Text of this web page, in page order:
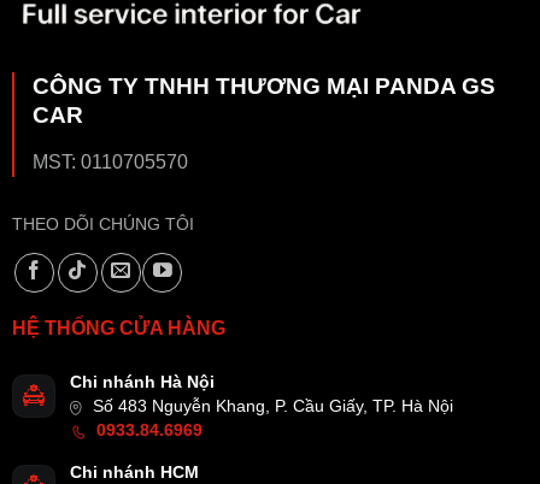
CÔNG TY TNHH THƯƠNG MẠI PANDA GS
CAR
MST: 0110705570
THEO DÕI CHÚNG TÔI
HỆ THỐNG CỬA HÀNG
Chi nhánh Hà Nội
Số 483 Nguyễn Khang, P. Cầu Giấy, TP. Hà Nội
0933.84.6969
Chi nhánh HCM